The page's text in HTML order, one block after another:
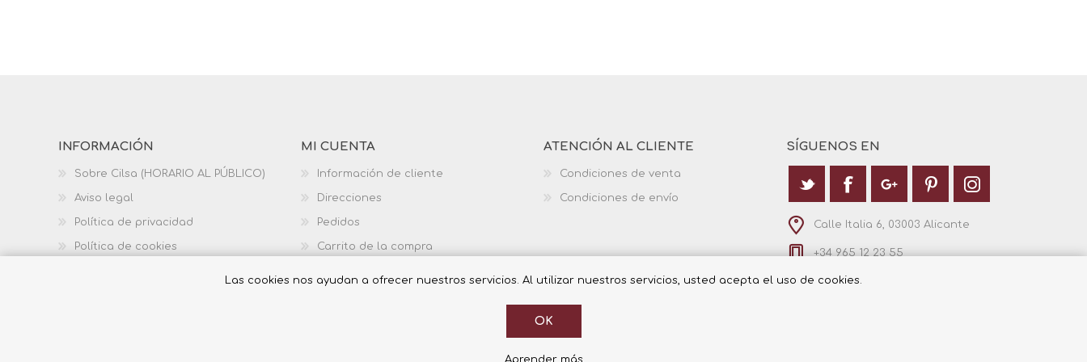
INFORMACIÓN
Sobre Cilsa (HORARIO AL PÚBLICO)
Aviso legal
Política de privacidad
Política de cookies
MI CUENTA
Información de cliente
Direcciones
Pedidos
Carrito de la compra
ATENCIÓN AL CLIENTE
Condiciones de venta
Condiciones de envío
SÍGUENOS EN
Calle Italia 6, 03003 Alicante
+34 965 12 23 55
Las cookies nos ayudan a ofrecer nuestros servicios. Al utilizar nuestros servicios, usted acepta el uso de cookies.
OK
Aprender más